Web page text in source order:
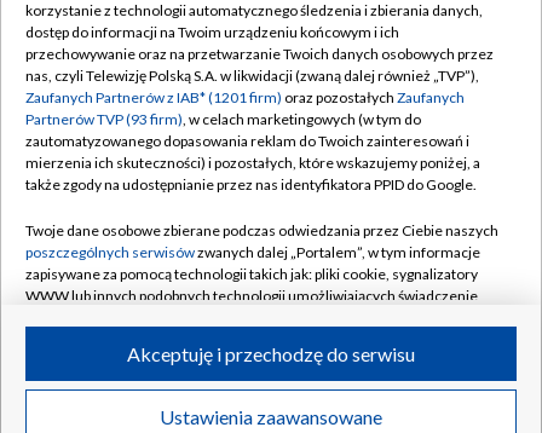
TVP
Abonament TVP
Emisja w TVP
Centrum informacji TVP
Naziemna Telewizja Cyfrowa
Rada Programowa
System NOS
Informacje o nadawcy
Program dla prasy
Regulamin TVP
Polityka prywatności
Moje zgody
Pomoc
Kontakt
Kanały
©2026 Telewizja Polska S.A. w likwidacji
korzystanie z technologii automatycznego śledzenia i zbierania danych,
dostęp do informacji na Twoim urządzeniu końcowym i ich
przechowywanie oraz na przetwarzanie Twoich danych osobowych przez
nas, czyli Telewizję Polską S.A. w likwidacji (zwaną dalej również „TVP”),
Zaufanych Partnerów z IAB* (1201 firm) oraz pozostałych Zaufanych
Partnerów TVP (93 firm), w celach marketingowych (w tym do
zautomatyzowanego dopasowania reklam do Twoich zainteresowań i
mierzenia ich skuteczności) i pozostałych, które wskazujemy poniżej, a
także zgody na udostępnianie przez nas identyfikatora PPID do Google.
Twoje dane osobowe zbierane podczas odwiedzania przez Ciebie naszych
poszczególnych serwisówzwanych dalej „Portalem”, w tym informacje
zapisywane za pomocą technologii takich jak: pliki cookie, sygnalizatory
WWW lub innych podobnych technologii umożliwiających świadczenie
ruchu w Internecie.
Twoje dane osobowe zbierane podczas odwiedzania przez Ciebie
poszczególnych serwisówna Portalu, takie jak adresy IP, identyfikatory
Ustawienia zaawansowane
Akceptuję i przechodzę do serwisu